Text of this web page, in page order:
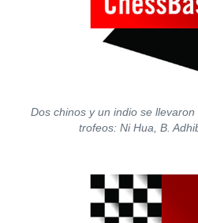
Dos chinos y un indio se
trofeos: Ni Hua, B.